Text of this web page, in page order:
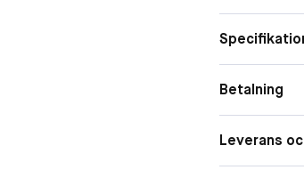
• Studio Tip:
Storlek
Betalning
Leverans